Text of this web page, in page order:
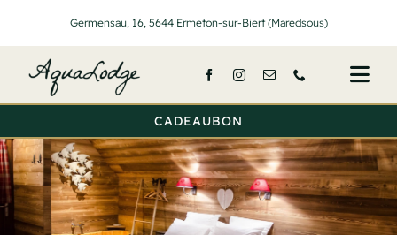
contenu
Germensau, 16, 5644 Ermeton-sur-Biert (Maredsous)
Lodges
Diensten
CADEAUBON